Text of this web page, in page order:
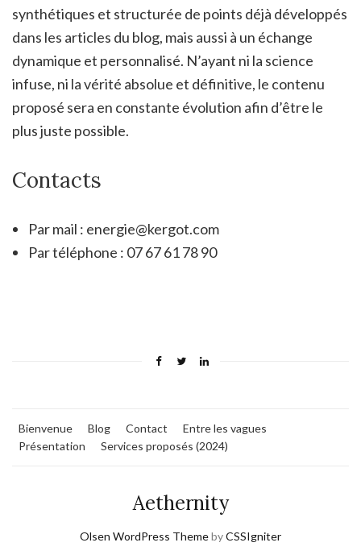
synthétiques et structurée de points déjà développés
dans les articles du blog, mais aussi à un échange
dynamique et personnalisé. N’ayant ni la science
infuse, ni la vérité absolue et définitive, le contenu
proposé sera en constante évolution afin d’être le
plus juste possible.
Contacts
Par mail : energie@kergot.com
Par téléphone : 07 67 61 78 90
Bienvenue Blog Contact
Entre les vagues
Présentation
Services proposés (2024)
Aethernity
Olsen WordPress ThemebyCSSIgniter